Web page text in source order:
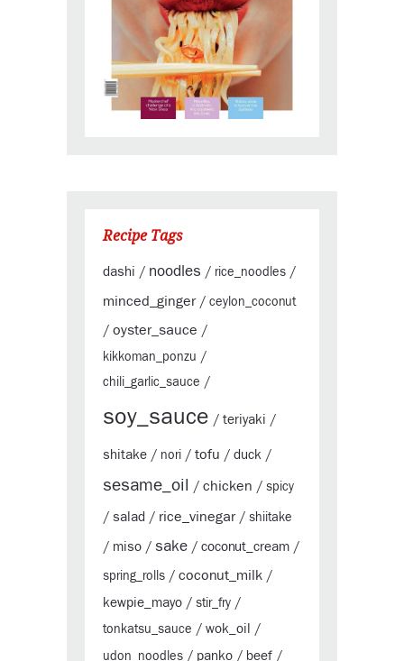
Recipe Tags
dashi / noodles / rice_noodles /
minced_ginger/ ceylon_coconut
/ oyster_sauce /
kikkoman_ponzu /
chili_garlic_sauce /
soy_sauce / teriyaki /
shitake / nori / tofu / duck /
sesame_oil / chicken / spicy
/ salad / rice_vinegar/ shiitake
/ miso / sake / coconut_cream /
spring_rolls / coconut_milk /
kewpie_mayo / stir_fry /
tonkatsu_sauce / wok_oil /
udon_noodles / panko / beef /